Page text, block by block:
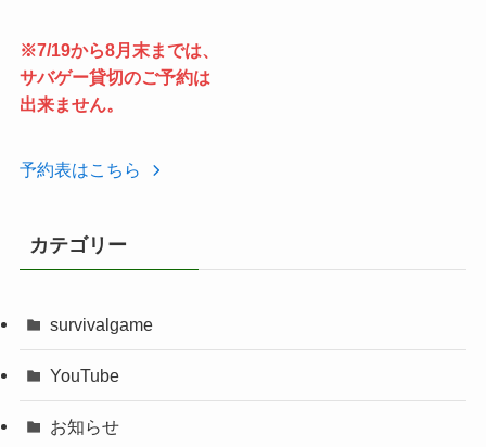
※7/19から8月末までは、
サバゲー貸切のご予約は
出来ません。
予約表はこちら
カテゴリー
survivalgame
YouTube
お知らせ